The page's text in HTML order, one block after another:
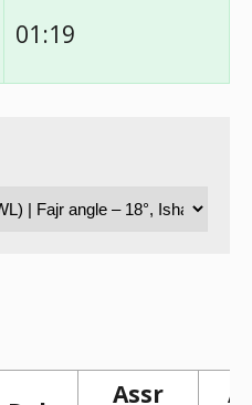
01:19
Assr